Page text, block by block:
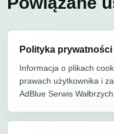
Polityka
Informacja o plikach
prawach użytkownika i
AdBlue Serwis Wałbrzych.